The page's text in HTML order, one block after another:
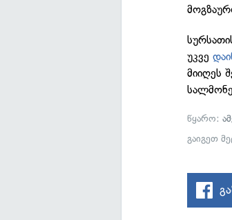
უკვე
მიიღეს
წყარო:
გაიგეთ